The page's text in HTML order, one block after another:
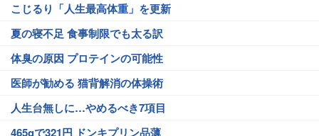
こじるり「人生最高体重」を更新
夏の寝不足 食事制限でも太る訳
体臭の原因 プロテインの可能性
医師が勧める 猫背解消の体操術
人生台無しに…やめるべき7項目
465gで321円 ドンキプリン品薄